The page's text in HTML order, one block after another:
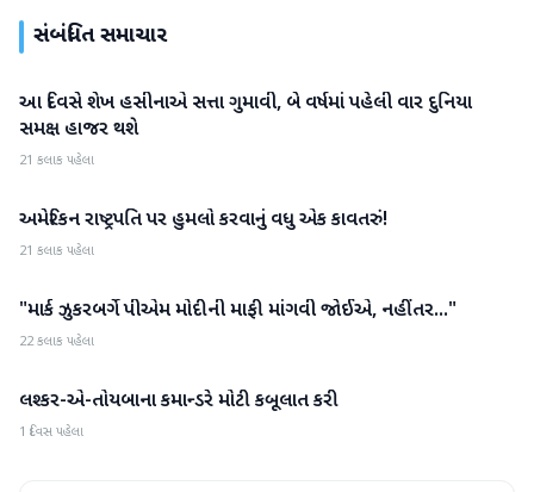
સંબંધિત સમાચાર
આંતરરાષ્ટ્રીય
આ દિવસે શેખ હસીનાએ સત્તા ગુમાવી, બે વર્ષમાં પહેલી વાર દુનિયા
સમક્ષ હાજર થશે
21 કલાક પહેલા
આંતરરાષ્ટ્રીય
અમેરિકન રાષ્ટ્રપતિ પર હુમલો કરવાનું વધુ એક કાવતરું!
21 કલાક પહેલા
આંતરરાષ્ટ્રીય
"માર્ક ઝુકરબર્ગે પીએમ મોદીની માફી માંગવી જોઈએ, નહીંતર..."
22 કલાક પહેલા
આંતરરાષ્ટ્રીય
લશ્કર-એ-તોયબાના કમાન્ડરે મોટી કબૂલાત કરી
1 દિવસ પહેલા